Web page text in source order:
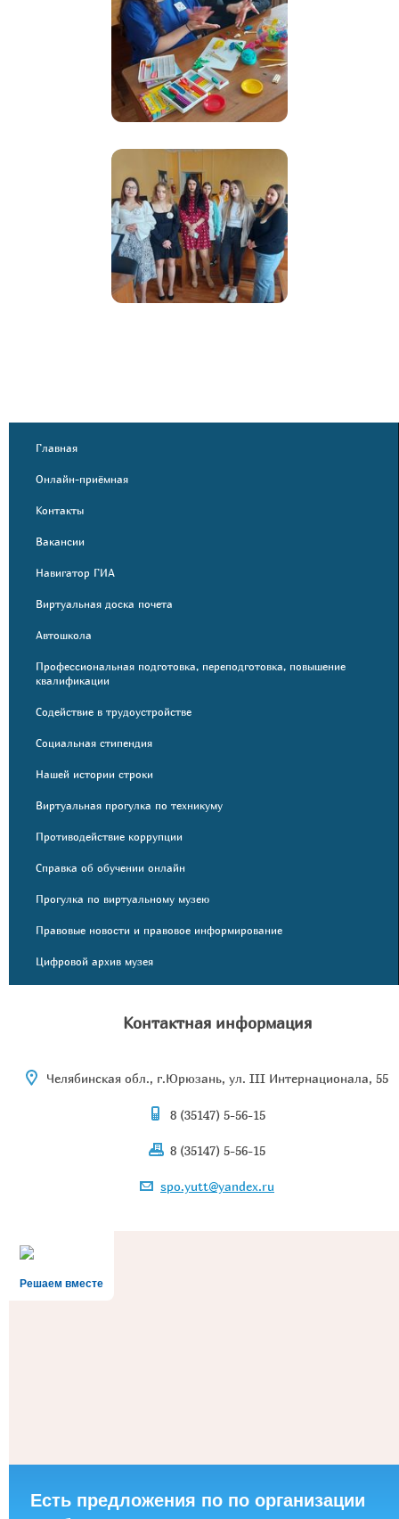
Главная
Онлайн-приёмная
Контакты
Вакансии
Навигатор ГИА
Виртуальная доска почета
Автошкола
Профессиональная подготовка, переподготовка, повышение
квалификации
Содействие в трудоустройстве
Социальная стипендия
Нашей истории строки
Виртуальная прогулка по техникуму
Противодействие коррупции
Справка об обучении онлайн
Прогулка по виртуальному музею
Правовые новости и правовое информирование
Цифровой архив музея
Контактная информация
Челябинская обл., г.Юрюзань, ул. III Интернационала, 55
8 (35147) 5-56-15
8 (35147) 5-56-15
spo.yutt@yandex.ru
Решаем вместе
Есть предложения по по организации